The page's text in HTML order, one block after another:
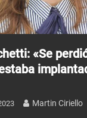
«Se
Martin Ciriello